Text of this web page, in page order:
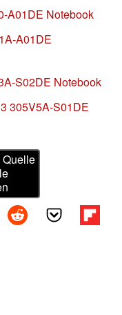
A01DE Notebook
A01DE
S02DE Notebook
305V5A-S01DE